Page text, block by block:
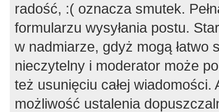
radość, :( oznacza smutek.
formularzu wysyłania postu.
w nadmiarze, gdyż mogą
nieczytelny i moderator może
też usunięciu całej
możliwość ustalenia